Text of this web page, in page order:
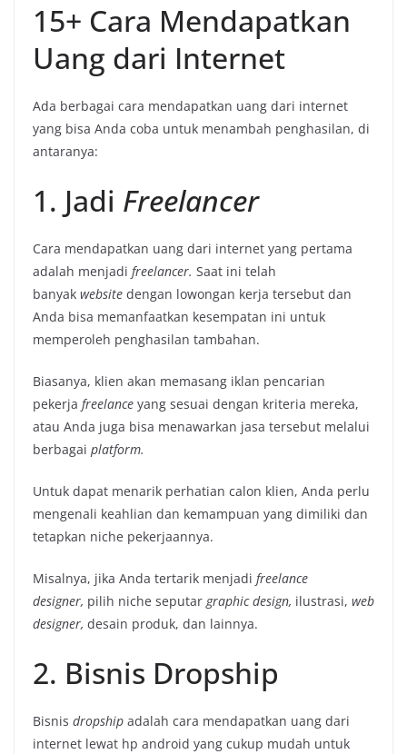
15+ Cara Mendapatkan
Uang dari Internet
Ada berbagai cara mendapatkan uang dari internet
yang bisa Anda coba untuk menambah penghasilan, di
antaranya:
1. Jadi Freelancer
Cara mendapatkan uang dari internet yang pertama
adalah menjadi freelancer. Saat ini telah
banyak website dengan lowongan kerja tersebut dan
Anda bisa memanfaatkan kesempatan ini untuk
memperoleh penghasilan tambahan.
Biasanya, klien akan memasang iklan pencarian
pekerja freelance yang sesuai dengan kriteria mereka,
atau Anda juga bisa menawarkan jasa tersebut melalui
berbagai platform.
Untuk dapat menarik perhatian calon klien, Anda perlu
mengenali keahlian dan kemampuan yang dimiliki dan
tetapkan niche pekerjaannya.
Misalnya, jika Anda tertarik menjadi freelance
designer, pilih niche seputar graphic design, ilustrasi, web
designer, desain produk, dan lainnya.
2. Bisnis Dropship
Bisnis dropship adalah cara mendapatkan uang dari
internet lewat hp android yang cukup mudah untuk